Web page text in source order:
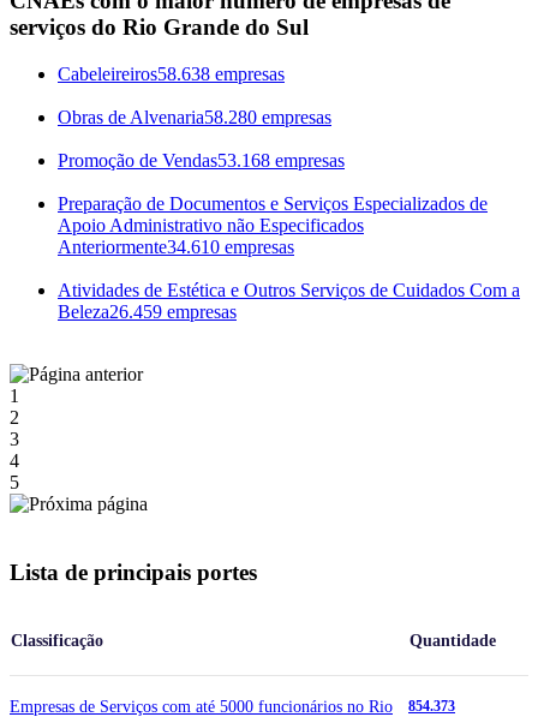
serviços do Rio Grande do Sul
Cabeleireiros58.638 empresas
Obras de Alvenaria58.280 empresas
Promoção de Vendas53.168 empresas
Preparação de Documentos e Serviços Especializados de
Apoio Administrativo não Especificados
Anteriormente34.610 empresas
Atividades de Estética e Outros Serviços de Cuidados Com a
Beleza26.459 empresas
1
2
3
4
5
Lista de principais portes
Classificação Quantidade
Empresas de Serviços com até 5000 funcionários no Rio
854.373